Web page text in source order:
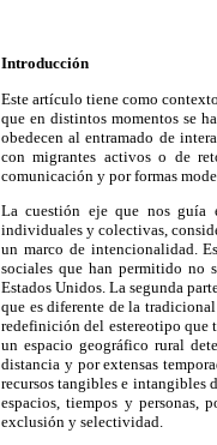
Introducción
Este artículo tiene como
que en distintos momentos se
obedecen al entramado de
con migrantes activos o de
comunicación y por formas
La cuestión eje que nos guía
individuales y colectivas,
un marco de intencionalidad.
sociales que han permitido no
Estados Unidos. La segunda
que es diferente de la
redefinición del estereotipo que
un espacio geográfico rural
distancia y por extensas
recursos tangibles e intangibles
espacios, tiempos y personas,
exclusión y selectividad.